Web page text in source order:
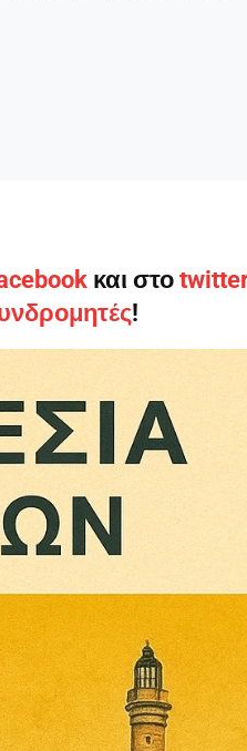
Και να είστε
Όμως αυτό το μήνυμα
δημοσιογραφίας
να:
Κανείς δεν μας
και στο
!